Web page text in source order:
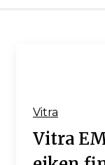
Vitra
Vitra